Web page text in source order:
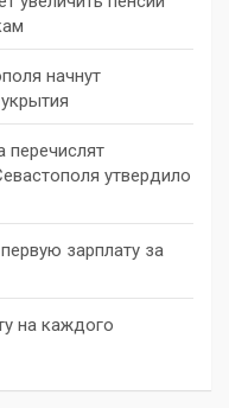
начнут
перечислят
утвердило
зарплату за
на каждого